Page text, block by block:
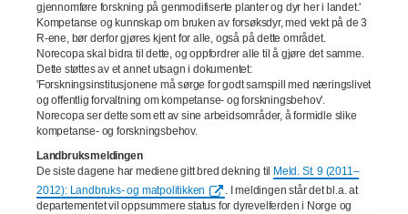
gjennomføre forskning på genmodifiserte planter og dyr her i landet.'
Kompetanse og kunnskap om bruken av forsøksdyr, med vekt på de 3
R-ene, bør derfor gjøres kjent for alle, også på dette området.
Norecopa skal bidra til dette, og oppfordrer alle til å gjøre det samme.
Dette støttes av et annet utsagn i dokumentet:
'Forskningsinstitusjonene må sørge for godt samspill med næringslivet
og offentlig forvaltning om kompetanse- og forskningsbehov'.
Norecopa ser dette som ett av sine arbeidsområder, å formidle slike
kompetanse- og forskningsbehov.
Landbruksmeldingen
De siste dagene har mediene gitt bred dekning til Meld. St. 9 (2011–
2012): Landbruks- og matpolitikken
. I meldingen står det bl.a. at
departementet vil oppsummere status for dyrevelferden i Norge og